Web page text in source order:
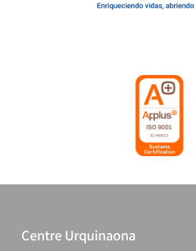
Centre Urquinaona